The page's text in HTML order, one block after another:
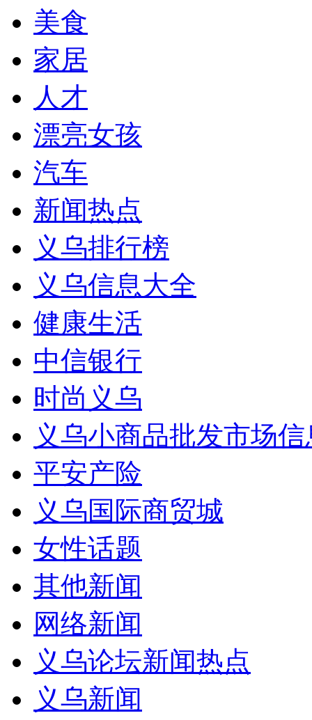
美食
家居
人才
漂亮女孩
汽车
新闻热点
义乌排行榜
义乌信息大全
健康生活
中信银行
时尚义乌
义乌小商品批发市场
平安产险
义乌国际商贸城
女性话题
其他新闻
网络新闻
义乌论坛新闻热点
义乌新闻